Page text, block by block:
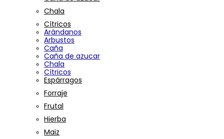
Chala
Cítricos
Arándanos
Arbustos
Caña
Caña de azucar
Chala
Cítricos
Espárragos
Forraje
Frutal
Hierba
Maiz